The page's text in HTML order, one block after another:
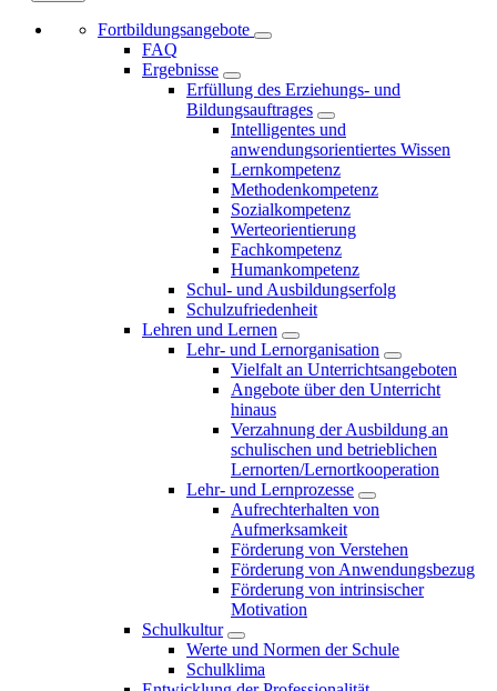
Fortbildungsangebote
FAQ
Ergebnisse
Erfüllung des Erziehungs- und
Bildungsauftrages
Intelligentes und
anwendungsorientiertes Wissen
Lernkompetenz
Methodenkompetenz
Sozialkompetenz
Werteorientierung
Fachkompetenz
Humankompetenz
Schul- und Ausbildungserfolg
Schulzufriedenheit
Lehren und Lernen
Lehr- und Lernorganisation
Vielfalt an Unterrichtsangeboten
Angebote über den Unterricht
hinaus
Verzahnung der Ausbildung an
schulischen und betrieblichen
Lernorten/Lernortkooperation
Lehr- und Lernprozesse
Aufrechterhalten von
Aufmerksamkeit
Förderung von Verstehen
Förderung von Anwendungsbezug
Förderung von intrinsischer
Motivation
Schulkultur
Werte und Normen der Schule
Schulklima